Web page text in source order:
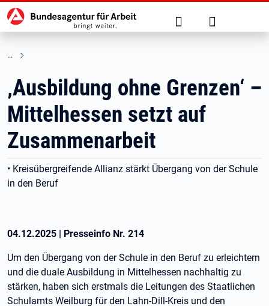
zu den Hauptinhalten springen
Hauptnavigation Suche Anmelden
‚Ausbildung ohne Grenzen‘ –
Mittelhessen setzt auf
Zusammenarbeit
• Kreisübergreifende Allianz stärkt Übergang von der Schule
in den Beruf
04.12.2025 | Presseinfo Nr. 214
Um den Übergang von der Schule in den Beruf zu erleichtern
und die duale Ausbildung in Mittelhessen nachhaltig zu
stärken, haben sich erstmals die Leitungen des Staatlichen
Schulamts Weilburg für den Lahn-Dill-Kreis und den